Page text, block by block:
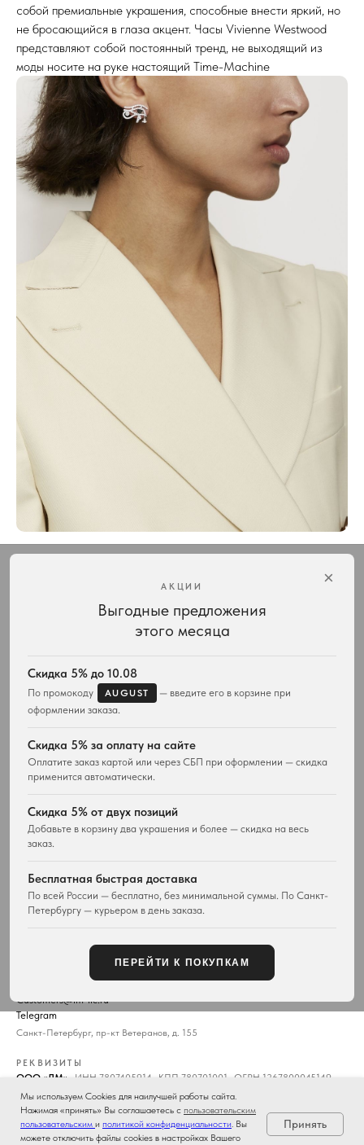
собой премиальные украшения, способные внести яркий, но
не бросающийся в глаза акцент. Часы Vivienne Westwood
представляют собой постоянный тренд, не выходящий из
моды носите на руке настоящий Time-Machine
Мы используем Cookies для наилучшей работы сайта.
Нажимая «принять» Вы соглашаетесь с пользовательским
пользовательским и политикой конфиденциальности. Вы
можете отключить файлы cookies в настройках Вашего
Принять
×
АКЦИИ
Выгодные предложения
этого месяца
Скидка 5% до 10.08
По промокоду AUGUST
— введите его в корзине при
оформлении заказа.
Скидка 5% за оплату на сайте
Оплатите заказ картой или через СБП при оформлении — скидка
применится автоматически.
Скидка 5% от двух позиций
Добавьте в корзину два украшения и более — скидка на весь
заказ.
Бесплатная быстрая доставка
По всей России — бесплатно, без минимальной суммы. По Санкт-
Петербургу — курьером в день заказа.
ПЕРЕЙТИ К ПОКУПКАМ
Интернет-магазин украшений Vivienne Westwood с доставкой по всей России
Весь ассортимент
Подвески и ожерелья
Серьги
Кольца
Часы
Сумки
Для него
ПОКУПАТЕЛЯМ
Доставка
Возврат товара
Отзывы покупателей
Контакты
Карта сайта
О магазине
Новости и проекты
Все материалы
+7 929 115-81-82
Customers@lm-llc.ru
Telegram
Санкт-Петербург, пр-кт Ветеранов, д. 155
РЕКВИЗИТЫ
ООО «ЛМ»
· ИНН 7807405914 · КПП 780701001 · ОГРН 1267800045149
Юридический адрес: 198264, Россия, г. Санкт-Петербург, пр-кт Ветеранов,
д. 155, лит. А, кв. 112